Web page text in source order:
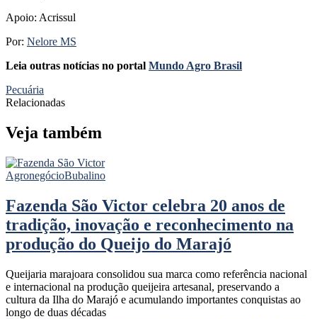
Apoio: Acrissul
Por: Nelore MS
Leia outras notícias no portal Mundo Agro Brasil
Pecuária
Relacionadas
Veja também
AgronegócioBubalino
Fazenda São Victor celebra 20 anos de
tradição, inovação e reconhecimento na
produção do Queijo do Marajó
Queijaria marajoara consolidou sua marca como referência nacional
e internacional na produção queijeira artesanal, preservando a
cultura da Ilha do Marajó e acumulando importantes conquistas ao
longo de duas décadas